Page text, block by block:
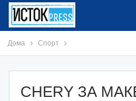
Дома Спорт
CHERY ЗА